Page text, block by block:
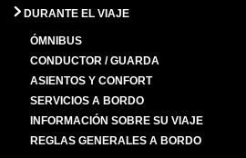
DURANTE EL VIAJE
ÓMNIBUS
CONDUCTOR / GUARDA
ASIENTOS Y CONFORT
SERVICIOS A BORDO
INFORMACIÓN SOBRE SU VIAJE
REGLAS GENERALES A BORDO